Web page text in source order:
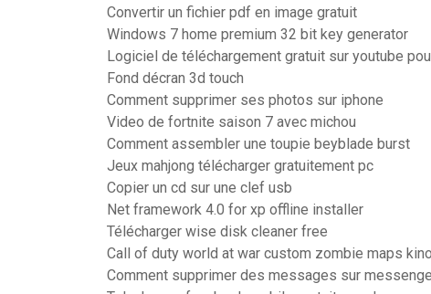
Convertir un fichier pdf en image gratuit
Windows 7 home premium 32 bit key generator
Logiciel de téléchargement gratuit sur youtube
Fond décran 3d touch
Comment supprimer ses photos sur iphone
Video de fortnite saison 7 avec michou
Comment assembler une toupie beyblade burst
Jeux mahjong télécharger gratuitement pc
Copier un cd sur une clef usb
Net framework 4.0 for xp offline installer
Télécharger wise disk cleaner free
Call of duty world at war custom zombie maps
Comment supprimer des messages sur